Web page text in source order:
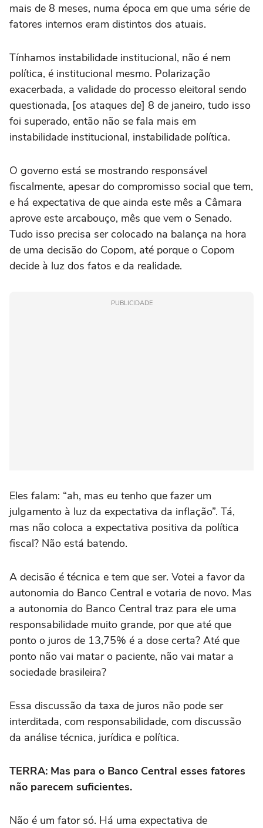
mais de 8 meses, numa época em que uma série de
fatores internos eram distintos dos atuais.
Tínhamos instabilidade institucional, não é nem
política, é institucional mesmo. Polarização
exacerbada, a validade do processo eleitoral sendo
questionada, [os ataques de] 8 de janeiro, tudo isso
foi superado, então não se fala mais em
instabilidade institucional, instabilidade política.
O governo está se mostrando responsável
fiscalmente, apesar do compromisso social que tem,
e há expectativa de que ainda este mês a Câmara
aprove este arcabouço, mês que vem o Senado.
Tudo isso precisa ser colocado na balança na hora
de uma decisão do Copom, até porque o Copom
decide à luz dos fatos e da realidade.
PUBLICIDADE
Eles falam: “ah, mas eu tenho que fazer um
julgamento à luz da expectativa da inflação”. Tá,
mas não coloca a expectativa positiva da política
fiscal? Não está batendo.
A decisão é técnica e tem que ser. Votei a favor da
autonomia do Banco Central e votaria de novo. Mas
a autonomia do Banco Central traz para ele uma
responsabilidade muito grande, por que até que
ponto o juros de 13,75% é a dose certa? Até que
ponto não vai matar o paciente, não vai matar a
sociedade brasileira?
Essa discussão da taxa de juros não pode ser
interditada, com responsabilidade, com discussão
da análise técnica, jurídica e política.
TERRA: Mas para o Banco Central esses fatores
não parecem suficientes.
Não é um fator só. Há uma expectativa de